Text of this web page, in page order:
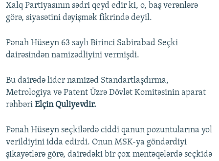
Xalq Partiyasının sədri qeyd edir ki, o, baş verənlərə
görə, siyasətini dəyişmək fikrində deyil.
Pənah Hüseyn 63 saylı Birinci Sabirabad Seçki
dairəsindən namizədliyini vermişdi.
Bu dairədə lider namizəd Standartlaşdırma,
Metrologiya və Patent Üzrə Dövlət Komitəsinin aparat
rəhbəri Elçin Quliyevdir.
Pənah Hüseyn seçkilərdə ciddi qanun pozuntularına yol
verildiyini idda edirdi. Onun MSK-ya göndərdiyi
şikayətlərə görə, dairədəki bir çox məntəqələrdə seçkidə